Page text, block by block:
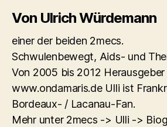
Von Ulrich Würdemann
einer der beiden 2mecs.
Schwulenbewegt, Aids- und
Von 2005 bis 2012 Herausgeber
www.ondamaris.de Ulli ist
Bordeaux- / Lacanau-Fan.
Mehr unter 2mecs -> Ulli ->